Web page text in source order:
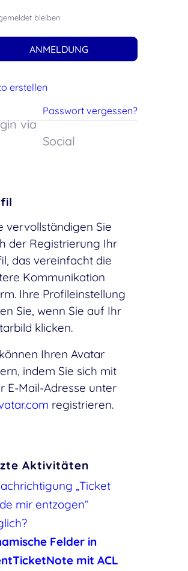
bleiben
ANMELDUNG
erstellen
Passwort vergessen?
via
Social
vervollständigen Sie
der Registrierung Ihr
das vereinfacht die
Kommunikation
Ihre Profileinstellung
Sie, wenn Sie auf Ihr
klicken.
Ihren Avatar
indem Sie sich mit
E-Mail-Adresse unter
registrieren.
Aktivitäten
„Ticket
mir entzogen“
Felder in
mit ACL